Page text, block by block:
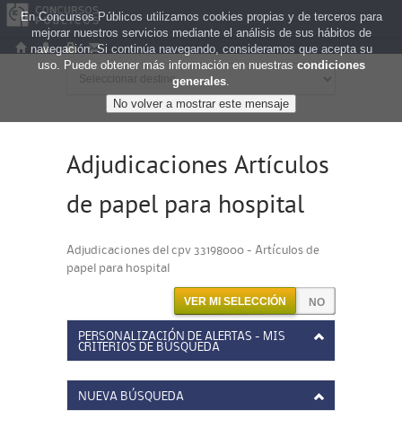
Adjudicaciones Artículos
de papel para hospital
Adjudicaciones del cpv 33198000 - Artículos de
papel para hospital
VER MI SELECCIÓN
PERSONALIZACIÓN DE ALERTAS - MIS
CRITERIOS DE BÚSQUEDA
NUEVA BÚSQUEDA
En Concursos Públicos utilizamos cookies propias y de terceros para
mejorar nuestros servicios mediante el análisis de sus hábitos de
navegación. Si continúa navegando, consideramos que acepta su
uso. Puede obtener más información en nuestras condiciones
generales.